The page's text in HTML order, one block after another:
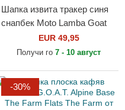
Шапка извита тракер синя
снапбек Moto Lamba Goat
The Farm от Goorin Bros.
EUR 49,95
Получи го 7 - 10 август
-30%